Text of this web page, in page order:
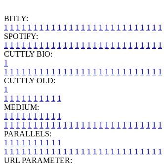
BITLY:
1 1 1 1 1 1 1 1 1 1 1 1 1 1 1 1 1 1 1 1 1 1 1 1 1 1 1
SPOTIFY:
1 1 1 1 1 1 1 1 1 1 1 1 1 1 1 1 1 1 1 1 1 1 1 1 1 1 1
CUTTLY BIO:
1
1 1 1 1 1 1 1 1 1 1 1 1 1 1 1 1 1 1 1 1 1 1 1 1 1 1 1
CUTTLY OLD:
1
1 1 1 1 1 1 1 1 1 1
MEDIUM:
1 1 1 1 1 1 1 1 1 1
1 1 1 1 1 1 1 1 1 1 1 1 1 1 1 1 1 1 1 1 1 1 1 1 1 1 1
PARALLELS:
1 1 1 1 1 1 1 1 1 1
1 1 1 1 1 1 1 1 1 1 1 1 1 1 1 1 1 1 1 1 1 1 1 1 1 1 1
URL PARAMETER: